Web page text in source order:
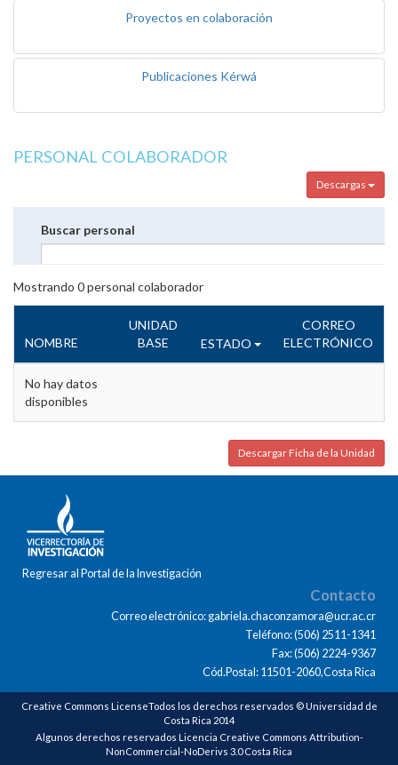
Proyectos en colaboración
Publicaciones Kérwá
PERSONAL COLABORADOR
Descargas
Buscar personal
Mostrando 0personal colaborador
NOMBRE
UNIDAD
BASE
ESTADO
CORREO
ELECTRÓNICO
No hay datos
disponibles
Descargar Ficha de la Unidad
Regresar al Portal de la Investigación
Contacto
Correo electrónico: gabriela.chaconzamora@ucr.ac.cr
Teléfono: (506) 2511-1341
Fax: (506) 2224-9367
Cód.Postal: 11501-2060,Costa Rica
Creative Commons LicenseTodos los derechos reservados © Universidad de
Costa Rica 2014
Algunos derechos reservados Licencia Creative Commons Attribution-
NonCommercial-NoDerivs 3.0 Costa Rica